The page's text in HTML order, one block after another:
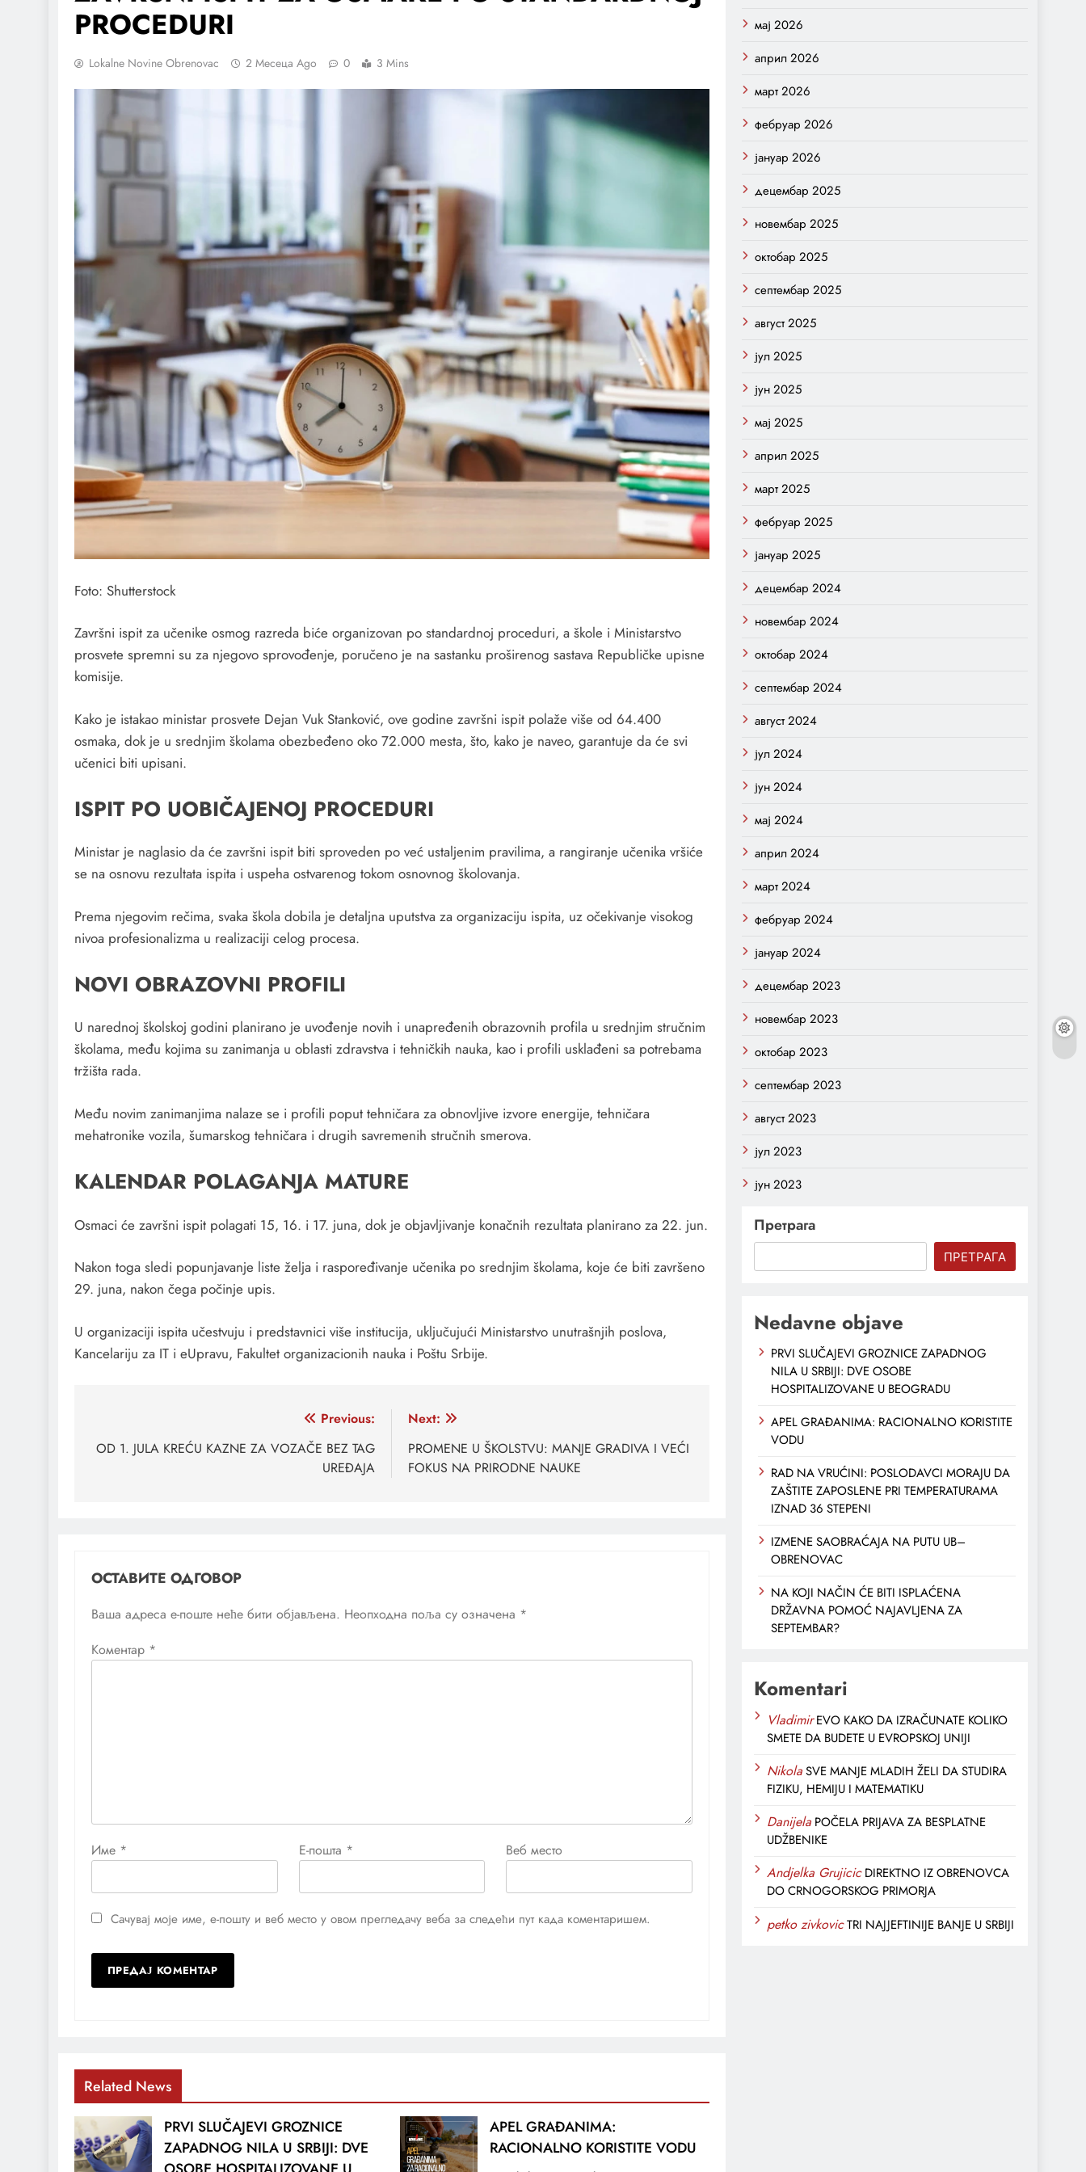
PROCEDURI
Lokalne Novine Obrenovac 2 Месеца Ago 0 3 Mins
Foto: Shutterstock
Završni ispit za učenike osmog razreda biće organizovan po standardnoj proceduri, a škole i Ministarstvo
prosvete spremni su za njegovo sprovođenje, poručeno je na sastanku proširenog sastava Republičke upisne
komisije.
Kako je istakao ministar prosvete Dejan Vuk Stanković, ove godine završni ispit polaže više od 64.400
osmaka, dok je u srednjim školama obezbeđeno oko 72.000 mesta, što, kako je naveo, garantuje da će svi
učenici biti upisani.
ISPIT PO UOBIČAJENOJ PROCEDURI
Ministar je naglasio da će završni ispit biti sproveden po već ustaljenim pravilima, a rangiranje učenika vršiće
se na osnovu rezultata ispita i uspeha ostvarenog tokom osnovnog školovanja.
Prema njegovim rečima, svaka škola dobila je detaljna uputstva za organizaciju ispita, uz očekivanje visokog
nivoa profesionalizma u realizaciji celog procesa.
NOVI OBRAZOVNI PROFILI
U narednoj školskoj godini planirano je uvođenje novih i unapređenih obrazovnih profila u srednjim stručnim
školama, među kojima su zanimanja u oblasti zdravstva i tehničkih nauka, kao i profili usklađeni sa potrebama
tržišta rada.
Među novim zanimanjima nalaze se i profili poput tehničara za obnovljive izvore energije, tehničara
mehatronike vozila, šumarskog tehničara i drugih savremenih stručnih smerova.
KALENDAR POLAGANJA MATURE
Osmaci će završni ispit polagati 15, 16. i 17. juna, dok je objavljivanje konačnih rezultata planirano za 22. jun.
Nakon toga sledi popunjavanje liste želja i raspoređivanje učenika po srednjim školama, koje će biti završeno
29. juna, nakon čega počinje upis.
U organizaciji ispita učestvuju i predstavnici više institucija, uključujući Ministarstvo unutrašnjih poslova,
Kancelariju za IT i eUpravu, Fakultet organizacionih nauka i Poštu Srbije.
чланка
Previous:
OD 1. JULA KREĆU KAZNE ZA VOZAČE BEZ TAG
UREĐAJA
Next:
PROMENE U ŠKOLSTVU: MANJE GRADIVA I VEĆI
FOKUS NA PRIRODNE NAUKE
ОСТАВИТЕ ОДГОВОР
Ваша адреса е-поште неће бити објављена. Неопходна поља су означена *
Коментар *
Име * Е-пошта * Веб место
Сачувај моје име, е-пошту и веб место у овом прегледачу веба за следећи пут када коментаришем.
Related News
PRVI SLUČAJEVI GROZNICE
ZAPADNOG NILA U SRBIJI: DVE
APEL GRAĐANIMA:
RACIONALNO KORISTITE VODU
мај 2026
април 2026
март 2026
фебруар 2026
јануар 2026
децембар 2025
новембар 2025
октобар 2025
септембар 2025
август 2025
јул 2025
јун 2025
мај 2025
април 2025
март 2025
фебруар 2025
јануар 2025
децембар 2024
новембар 2024
октобар 2024
септембар 2024
август 2024
јул 2024
јун 2024
мај 2024
април 2024
март 2024
фебруар 2024
јануар 2024
децембар 2023
новембар 2023
октобар 2023
септембар 2023
август 2023
јул 2023
јун 2023
Претрага
ПРЕТРАГА
Nedavne objave
PRVI SLUČAJEVI GROZNICE ZAPADNOG
NILA U SRBIJI: DVE OSOBE
HOSPITALIZOVANE U BEOGRADU
APEL GRAĐANIMA: RACIONALNO KORISTITE
VODU
RAD NA VRUĆINI: POSLODAVCI MORAJU DA
ZAŠTITE ZAPOSLENE PRI TEMPERATURAMA
IZNAD 36 STEPENI
IZMENE SAOBRAĆAJA NA PUTU UB–
OBRENOVAC
NA KOJI NAČIN ĆE BITI ISPLAĆENA
DRŽAVNA POMOĆ NAJAVLJENA ZA
SEPTEMBAR?
Komentari
Vladimir EVO KAKO DA IZRAČUNATE KOLIKO
SMETE DA BUDETE U EVROPSKOJ UNIJI
NikolaSVE MANJE MLADIH ŽELI DA STUDIRA
FIZIKU, HEMIJU I MATEMATIKU
Danijela POČELA PRIJAVA ZA BESPLATNE
UDŽBENIKE
Andjelka Grujicic DIREKTNO IZ OBRENOVCA
DO CRNOGORSKOG PRIMORJA
petko zivkovicTRI NAJJEFTINIJE BANJE U SRBIJI